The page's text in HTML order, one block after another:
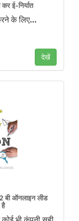
ई-निर्यात
के लिए…
देखें
बी ऑनलाइन लीड